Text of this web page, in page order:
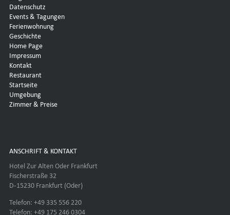
Datenschutz
Events & Tagungen
Ferienwohnung
Geschichte
Home Page
Impressum
Kontakt
Restaurant
Startseite
Umgebung
Zimmer & Preise
ANSCHRIFT & KONTAKT
Hotel Zur Alten Oder Frankfurt
Fischerstraße 32
D-15230 Frankfurt (Oder)
Telefon: +49 335 556 220
Telefon: +49 175 246 0304